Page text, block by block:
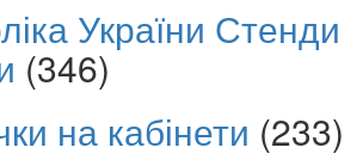
України Стенди
(346)
на кабінети (233)